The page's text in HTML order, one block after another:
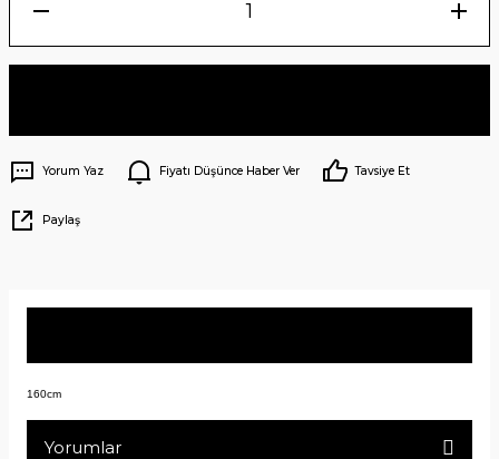
Yorum Yaz Fiyatı Düşünce Haber Ver Tavsiye Et
Paylaş
160cm
Yorumlar